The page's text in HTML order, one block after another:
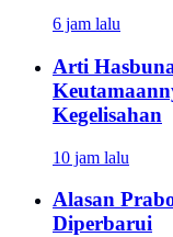
6 jam lalu
Arti
Kegelisahan
10 jam lalu
Alasan
Diperbarui